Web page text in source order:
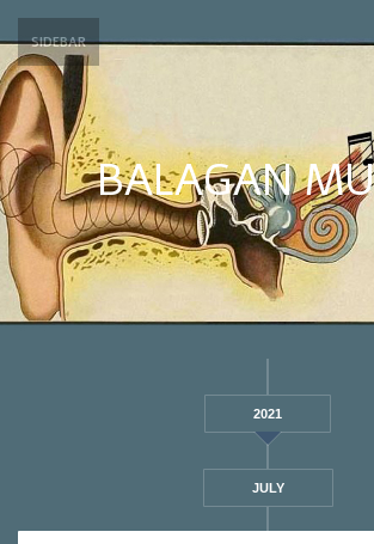
SIDEBAR
BALAGAN
2021
JULY